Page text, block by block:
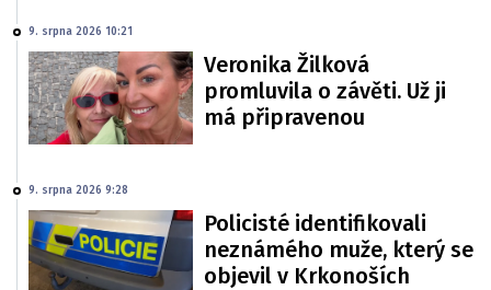
9. srpna 2026 10:21
Veronika Žilková
promluvila o závěti. Už ji
má připravenou
9. srpna 2026 9:28
Policisté identifikovali
neznámého muže, který se
objevil v Krkonoších